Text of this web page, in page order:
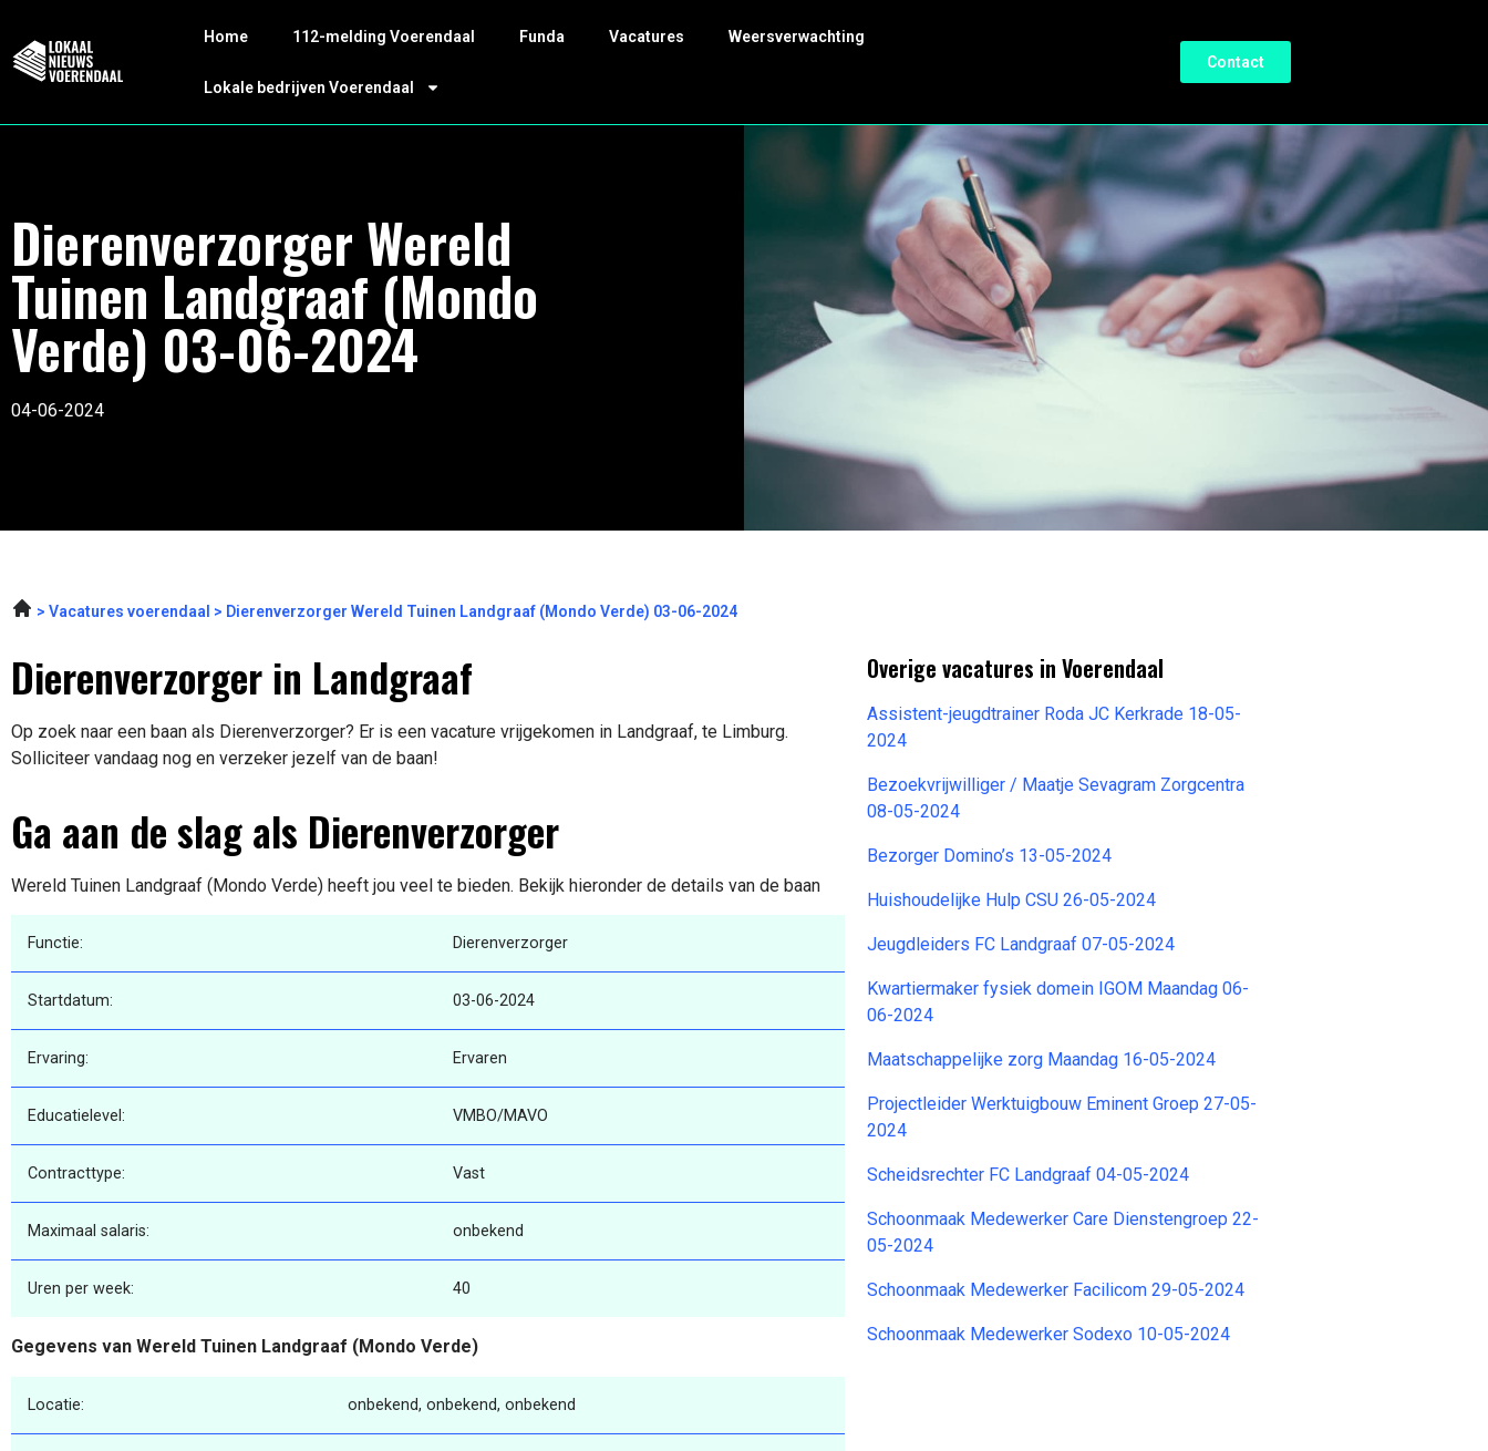
Home 112-melding Voerendaal Funda Vacatures Weersverwachting
Lokale bedrijven Voerendaal
Contact
Dierenverzorger Wereld
Tuinen Landgraaf (Mondo
Verde) 03-06-2024
04-06-2024
Vacatures voerendaal Dierenverzorger Wereld Tuinen Landgraaf (Mondo Verde) 03-06-2024
Dierenverzorger in Landgraaf
Op zoek naar een baan als Dierenverzorger? Er is een vacature vrijgekomen in Landgraaf, te Limburg.
Solliciteer vandaag nog en verzeker jezelf van de baan!
Ga aan de slag als Dierenverzorger
Wereld Tuinen Landgraaf (Mondo Verde) heeft jou veel te bieden. Bekijk hieronder de details van de baan
Functie: Dierenverzorger
Startdatum: 03-06-2024
Ervaring: Ervaren
Educatielevel: VMBO/MAVO
Contracttype: Vast
Maximaal salaris: onbekend
Uren per week: 40
Gegevens van Wereld Tuinen Landgraaf (Mondo Verde)
Locatie: onbekend, onbekend, onbekend
Overige vacatures in Voerendaal
Assistent-jeugdtrainer Roda JC Kerkrade 18-05-
2024
Bezoekvrijwilliger / Maatje Sevagram Zorgcentra
08-05-2024
Bezorger Domino’s 13-05-2024
Huishoudelijke Hulp CSU 26-05-2024
Jeugdleiders FC Landgraaf 07-05-2024
Kwartiermaker fysiek domein IGOM Maandag 06-
06-2024
Maatschappelijke zorg Maandag 16-05-2024
Projectleider Werktuigbouw Eminent Groep 27-05-
2024
Scheidsrechter FC Landgraaf 04-05-2024
Schoonmaak Medewerker Care Dienstengroep 22-
05-2024
Schoonmaak Medewerker Facilicom 29-05-2024
Schoonmaak Medewerker Sodexo 10-05-2024